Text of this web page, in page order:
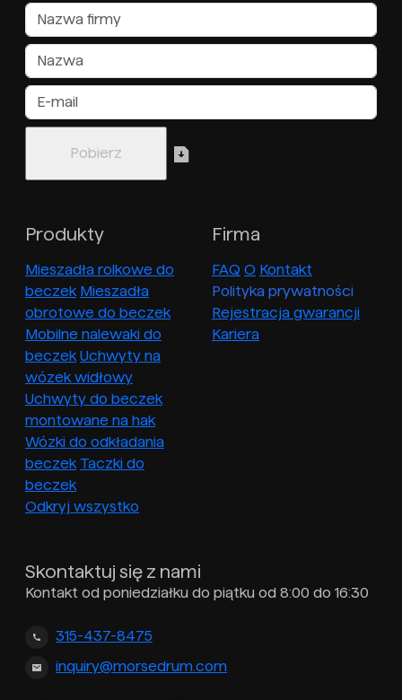
Produkty
Mieszadła rolkowe do
beczek Mieszadła
obrotowe do beczek
Mobilne nalewaki do
beczek Uchwyty na
wózek widłowy
Uchwyty do beczek
montowane na hak
Wózki do odkładania
beczek Taczki do
beczek
Odkryj wszystko
Firma
FAQ O Kontakt
Polityka prywatności
Rejestracja gwarancji
Kariera
Skontaktuj się z nami
Kontakt od poniedziałku do piątku od 8:00 do 16:30
315-437-8475
inquiry@morsedrum.com